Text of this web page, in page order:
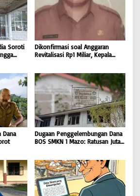
Soroti
Dikonfirmasi soal Anggaran
Revitalisasi Rp1 Miliar, Kepala
Dana
Dugaan Penggelembungan Dana
BOS SMKN 1 Mazo: Ratusan Juta